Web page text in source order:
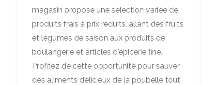
magasin propose une sélection variée de
produits frais à prix réduits, allant des fruits
et légumes de saison aux produits de
boulangerie et articles d'épicerie fine.
Profitez de cette opportunité pour sauver
des aliments délicieux de la poubelle tout